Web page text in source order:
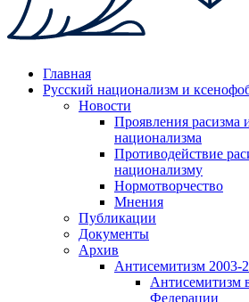
Главная
Русский национализм и
Новости
Проявления расизма
национализма
Противодействие
национализму
Нормотворчество
Мнения
Публикации
Документы
Архив
Антисемитизм 2003-
Антисемитизм
Федерации